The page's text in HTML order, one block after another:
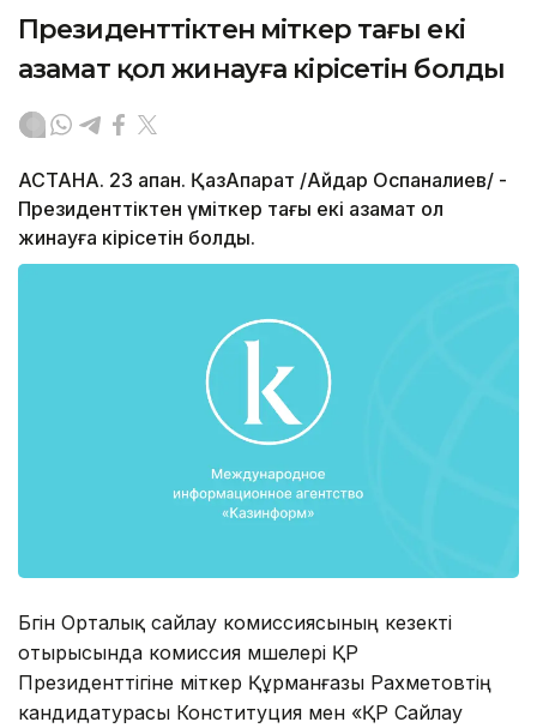
Президенттіктен үміткер тағы екі
азамат қол жинауға кірісетін болды
АСТАНА. 23 ақпан. ҚазАқпарат /Айдар Оспаналиев/ -
Президенттіктен үміткер тағы екі азамат қол
жинауға кірісетін болды.
Бүгін Орталық сайлау комиссиясының кезекті
отырысында комиссия мүшелері ҚР
Президенттігіне үміткер Құрманғазы Рахметовтің
кандидатурасы Конституция мен «ҚР Сайлау